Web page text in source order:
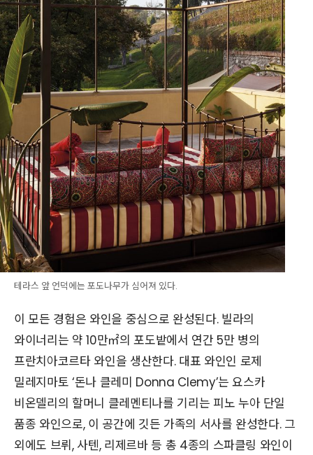
테라스 앞 언덕에는 포도나무가 심어져 있다.
이 모든 경험은 와인을 중심으로 완성된다. 빌라의
와이너리는 약 10만㎡의 포도밭에서 연간 5만 병의
프란치아코르타 와인을 생산한다. 대표 와인인 로제
밀레지마토 ‘돈나 클레미 Donna Clemy’는 요스카
비온델리의 할머니 클레멘티나를 기리는 피노 누아 단일
품종 와인으로, 이 공간에 깃든 가족의 서사를 완성한다. 그
외에도 브뤼, 사텐, 리제르바 등 총 4종의 스파클링 와인이